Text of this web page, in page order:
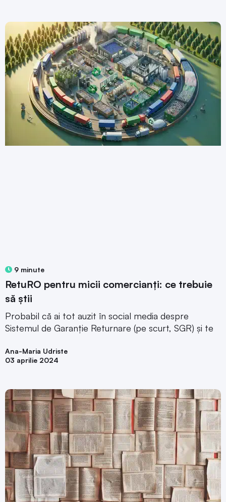
9 minute
RetuRO pentru micii comercianți: ce trebuie
să știi
Probabil că ai tot auzit în social media despre
Sistemul de Garanție Returnare (pe scurt, SGR) și te
Ana-Maria Udriste
03 aprilie 2024